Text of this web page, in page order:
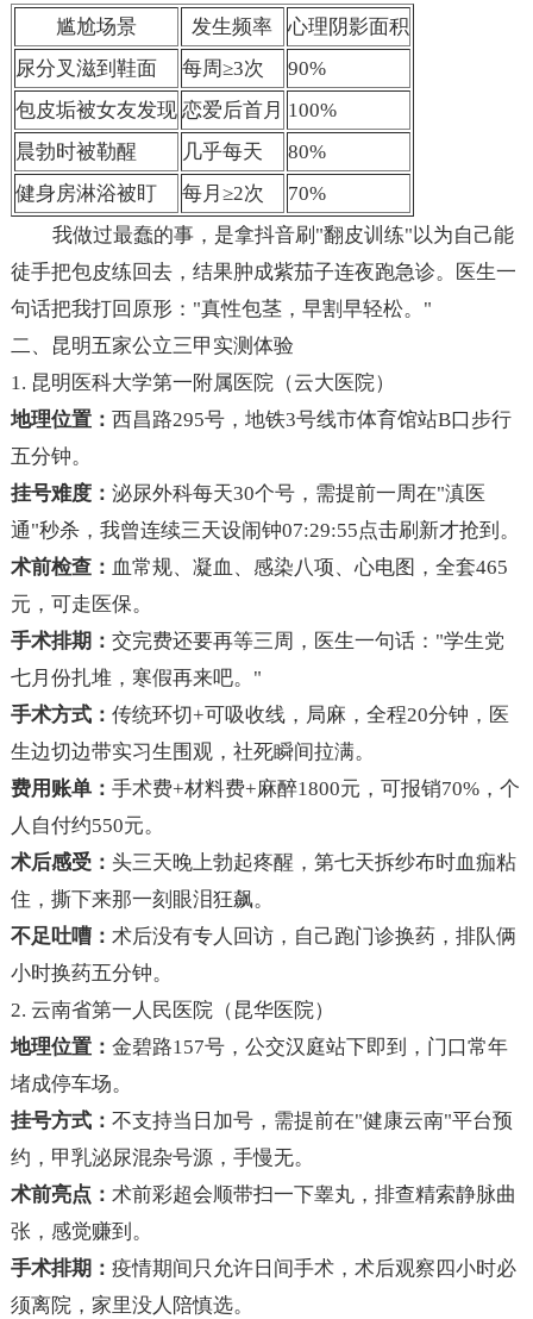
尴尬场景
发生频率
心理阴影面积
尿分叉滋到鞋面
每周≥3次
90%
包皮垢被女友发现 恋爱后首月 100%
晨勃时被勒醒
几乎每天
80%
健身房淋浴被盯
每月≥2次
70%
我做过最蠢的事，是拿抖音刷"翻皮训练"以为自己能
徒手把包皮练回去，结果肿成紫茄子连夜跑急诊。医生一
句话把我打回原形："真性包茎，早割早轻松。"
二、昆明五家公立三甲实测体验
1. 昆明医科大学第一附属医院（云大医院）
地理位置： 西昌路295号，地铁3号线市体育馆站B口步行
五分钟。
挂号难度： 泌尿外科每天30个号，需提前一周在"滇医
通"秒杀，我曾连续三天设闹钟07:29:55点击刷新才抢到。
术前检查： 血常规、凝血、感染八项、心电图，全套465
元，可走医保。
手术排期： 交完费还要再等三周，医生一句话："学生党
七月份扎堆，寒假再来吧。"
手术方式： 传统环切+可吸收线，局麻，全程20分钟，医
生边切边带实习生围观，社死瞬间拉满。
费用账单： 手术费+材料费+麻醉1800元，可报销70%，个
人自付约550元。
术后感受： 头三天晚上勃起疼醒，第七天拆纱布时血痂粘
住，撕下来那一刻眼泪狂飙。
不足吐嘈： 术后没有专人回访，自己跑门诊换药，排队俩
小时换药五分钟。
2. 云南省第一人民医院（昆华医院）
地理位置： 金碧路157号，公交汉庭站下即到，门口常年
堵成停车场。
挂号方式： 不支持当日加号，需提前在"健康云南"平台预
约，甲乳泌尿混杂号源，手慢无。
术前亮点： 术前彩超会顺带扫一下睾丸，排查精索静脉曲
张，感觉赚到。
手术排期： 疫情期间只允许日间手术，术后观察四小时必
须离院，家里没人陪慎选。